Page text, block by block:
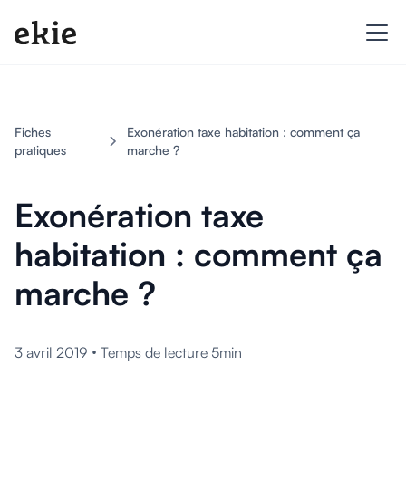
Fiches
pratiques
Exonération taxe habitation : comment ça
marche ?
Exonération taxe
habitation : comment ça
marche ?
3 avril 2019 • Temps de lecture 5min